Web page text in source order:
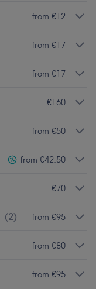
from €12
from €17
from €17
€160
from €50
from €42,50
€70
(2) from €95
from €80
from €95